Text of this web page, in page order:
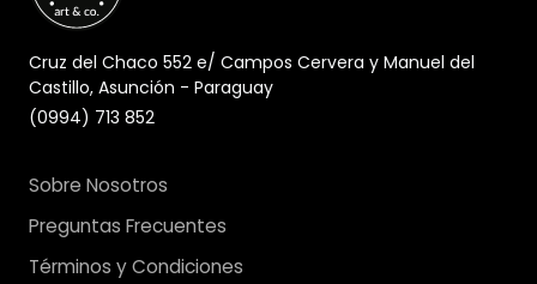
Cruz del Chaco 552 e/ Campos Cervera y Manuel del
Castillo, Asunción - Paraguay
(0994) 713 852
Sobre Nosotros
Preguntas Frecuentes
Términos y Condiciones